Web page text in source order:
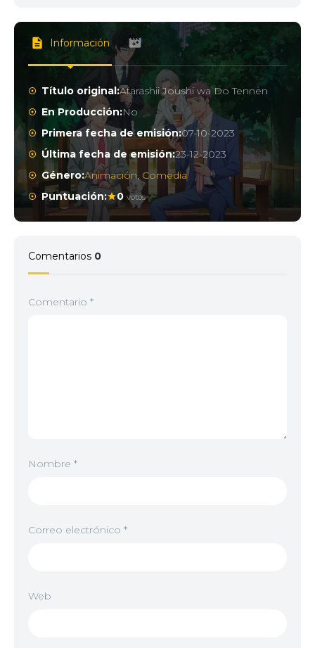
Información
Título original:Atarashii Joushi wa Do Tennen
En Producción:No
Primera fecha de emisión:07-10-2023
Última fecha de emisión:23-12-2023
Género:Animación, Comedia
Puntuación:
0 votos
Comentarios 0
Comentario *
Nombre *
Correo electrónico *
Web